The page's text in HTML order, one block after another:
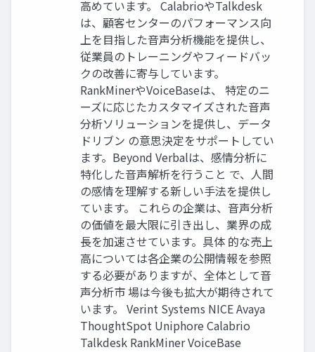
高めています。 CalabrioやTalkdesk
は、顧客センターのパフォーマンス向
上を目指した音声分析機能を提供し、
従業員のトレーニングやフィードバッ
クの改善に寄与しています。
RankMinerやVoiceBaseは、 特定のニ
ーズに応じたカスタマイズされた音声
分析ソリューションを提供し、データ
ドリブン の意思決定をサポートしてい
ます。Beyond Verbalは、感情分析に
特化した音声解析を行うこと で、人間
の感情を理解する新しい手法を提供し
ています。 これらの企業は、音声分析
の価値を最大限に引き出し、業界の成
長を加速させています。具体 的な売上
高については各企業の公開情報を参照
する必要がありますが、全体として音
声分析市 場は今後も拡大が期待されて
います。 Verint Systems NICE Avaya
ThoughtSpot Uniphore Calabrio
Talkdesk RankMiner VoiceBase